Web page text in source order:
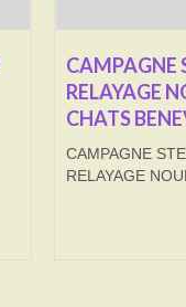
CAMPAGNE
RELAYAGE
CHATS
CAMPAGNE
RELAYAGE